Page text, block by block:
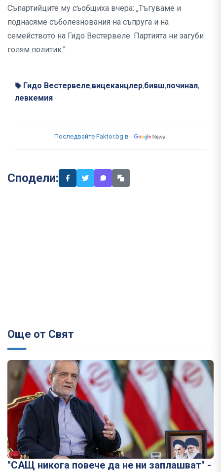
Съпартийците му съобщиха вчера: „Тъгуваме и
поднасяме съболезнования на съпруга и на
семейството на Гидо Вестервеле. Партията ни загуби
голям политик.”
Гидо Вестервеле,вицеканцлер,бивш,починал,
левкемия
Последвайте Faktor.bg в
Сподели:
Още от Свят
"САЩ никога повече да не ни заплашват" -